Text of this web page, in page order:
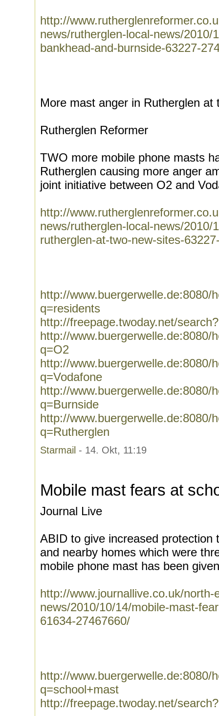
http://
news/rutherglen-local-news/2010/
bankhead-and-burnside-63227-
More mast anger in Rutherglen at
Rutherglen Reformer
TWO more mobile phone masts
Rutherglen causing more anger
joint initiative between O2 and
http://
news/rutherglen-local-news/2010/
rutherglen-at-two-new-sites-
http://www.buergerwelle.de:8080/
q=residents
http://freepage.twoday.net/
http://www.buergerwelle.de:8080/
q=O2
http://www.buergerwelle.de:8080/
q=Vodafone
http://www.buergerwelle.de:8080/
q=Burnside
http://www.buergerwelle.de:8080/
q=Rutherglen
Starmail - 14. Okt, 11:19
Mobile mast fears at
Journal Live
ABID to give increased protection
and nearby homes which were
mobile phone mast has been
http://www.journallive.co.uk/north-
news/2010/10/14/mobile-mast-
61634-27467660/
http://www.buergerwelle.de:8080/
q=school+mast
http://freepage.twoday.net/